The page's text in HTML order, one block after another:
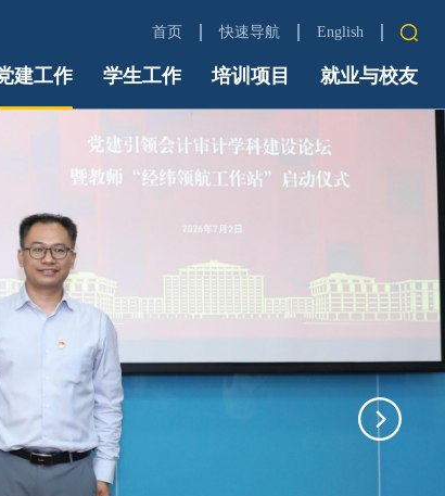
首页 快速导航
中财首页
信息门户
Email
English
建工作 学生工作 培训项目 就业与校友